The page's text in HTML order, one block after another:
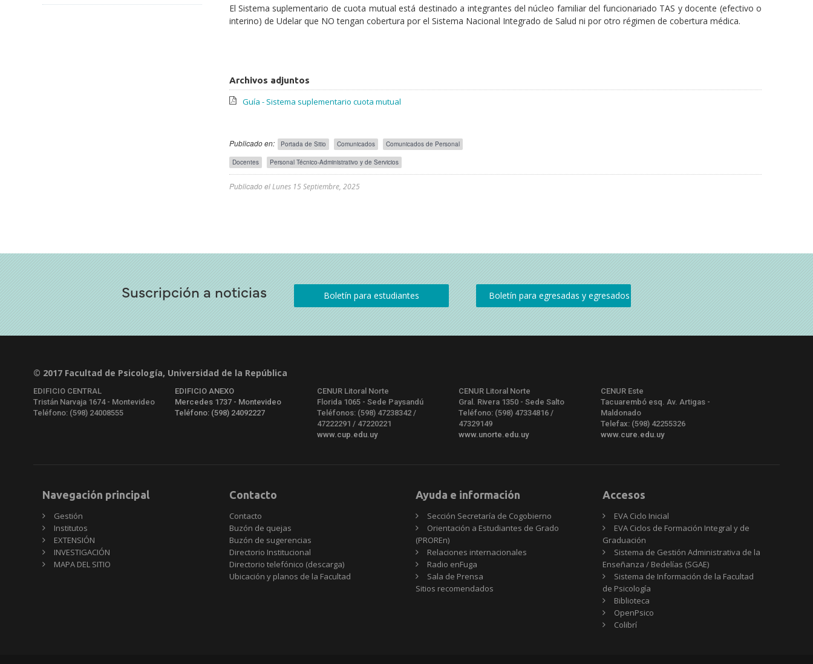
El Sistema suplementario de cuota mutual está destinado a integrantes del núcleo familiar del funcionariado TAS y docente (efectivo o
interino) de Udelar que NO tengan cobertura por el Sistema Nacional Integrado de Salud ni por otro régimen de cobertura médica.
Archivos adjuntos
Guía - Sistema suplementario cuota mutual
Publicado en: Portada de Sitio Comunicados Comunicados de Personal
Público
Objetivo
Docentes Personal Técnico-Administrativo y de Servicios
Publicado elLunes 15 Septiembre, 2025
Suscripción a noticias
© 2017 Facultad de Psicología, Universidad de la República
EDIFICIO CENTRAL
Tristán Narvaja 1674 - Montevideo
Teléfono: (598) 24008555
EDIFICIO ANEXO
Mercedes 1737 - Montevideo
Teléfono: (598) 24092227
CENUR Litoral Norte
Florida 1065 - Sede Paysandú
Teléfonos: (598) 47238342 /
47222291 / 47220221
www.cup.edu.uy
CENUR Litoral Norte
Gral. Rivera 1350 - Sede Salto
Teléfono: (598) 47334816 /
47329149
www.unorte.edu.uy
CENUR Este
Tacuarembó esq. Av. Artigas -
Maldonado
Telefax: (598) 42255326
www.cure.edu.uy
Navegación principal
Gestión
Institutos
EXTENSIÓN
INVESTIGACIÓN
MAPA DEL SITIO
Contacto
Contacto
Buzón de quejas
Buzón de sugerencias
Directorio Institucional
Directorio telefónico (descarga)
Ubicación y planos de la Facultad
Ayuda e información
Sección Secretaría de Cogobierno
Orientación a Estudiantes de Grado
(PROREn)
Relaciones internacionales
Radio enFuga
Sala de Prensa
Sitios
Sitios recomendados
Accesos
EVA Ciclo Inicial
EVA Ciclos de Formación Integral y de
Graduación
Sistema de Gestión Administrativa de la
Enseñanza / Bedelías (SGAE)
Sistema de Información de la Facultad
de Psicología
Biblioteca
OpenPsico
Colibrí